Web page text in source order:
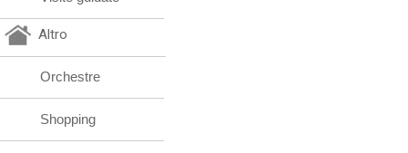
Altro
Orchestre
Shopping